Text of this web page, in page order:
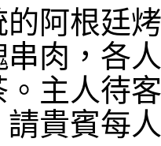
的阿根廷
串肉，各
。主人待
請貴賓每